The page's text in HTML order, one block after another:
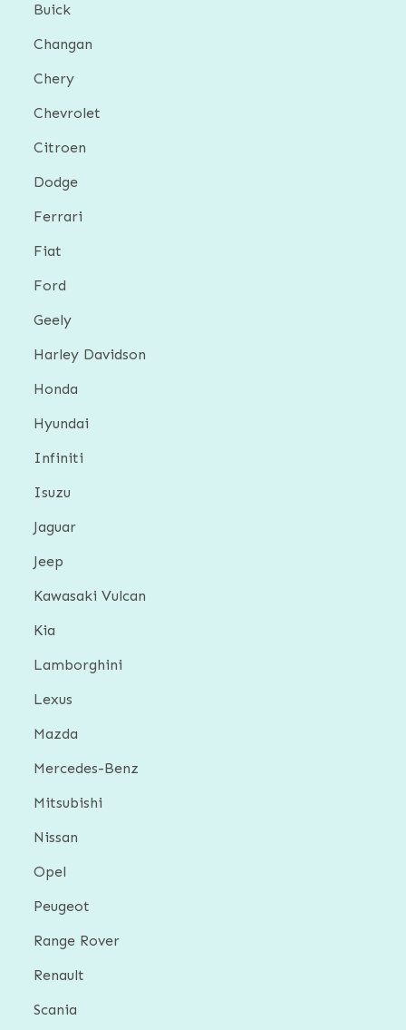
Buick
Changan
Chery
Chevrolet
Citroen
Dodge
Ferrari
Fiat
Ford
Geely
Harley Davidson
Honda
Hyundai
Infiniti
Isuzu
Jaguar
Jeep
Kawasaki Vulcan
Kia
Lamborghini
Lexus
Mazda
Mercedes-Benz
Mitsubishi
Nissan
Opel
Peugeot
Range Rover
Renault
Scania